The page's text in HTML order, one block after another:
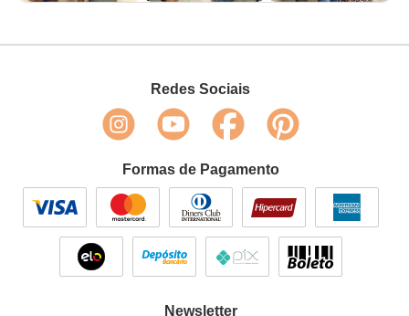
Redes Sociais
Formas de Pagamento
Newsletter